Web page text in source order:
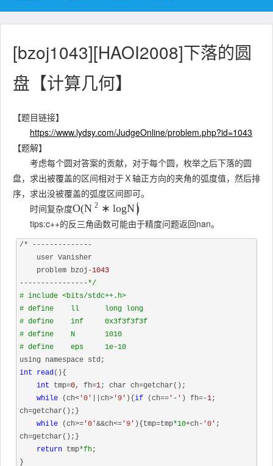
[bzoj1043][HAOI2008]下落的圆
盘【计算几何】
【题目链接】
https://www.lydsy.com/JudgeOnline/problem.php?id=1043
【题解】
考虑每个圆对答案的贡献，对于每个圆，枚举之后下落的圆
盘，求出被覆盖的区间相对于Ｘ轴正方向的夹角的弧度值，然后排
序，求出没被覆盖的弧度区间即可。
时间复杂度O(N 2 ∗ logN)
tips:c++的反三角函数可能由于精度问题返回nan。
/* --------------
    problem bzoj-
1043
----------------*/
# include <bits/stdc++.h>
# define    ll      long long
# define    inf     0x3f3f3f3f
# define    N       1010
# define    eps     1e-10
int
read(){
int tmp=0, fh=1; char ch=getchar();
while (ch< '0' ||ch> '9' ){ if (ch== '-' ) fh=-1;
ch=getchar();}
while (ch>= '0'&&ch<= '9' ){tmp=tmp*10+ch- '0' ;
ch=getchar();}
return tmp*fh;
}